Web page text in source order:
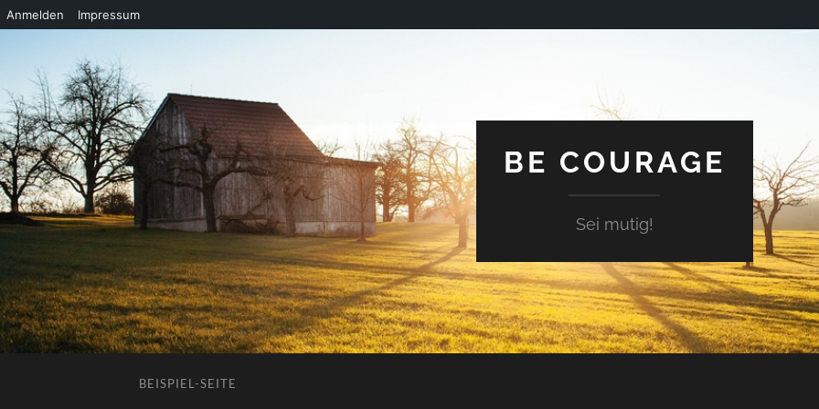
Anmelden Impressum
BE COURAGE
Sei mutig!
BEISPIEL-SEITE